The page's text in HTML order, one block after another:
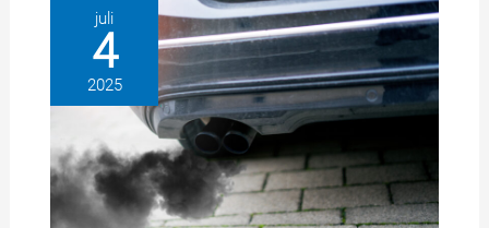
juli
4
2025